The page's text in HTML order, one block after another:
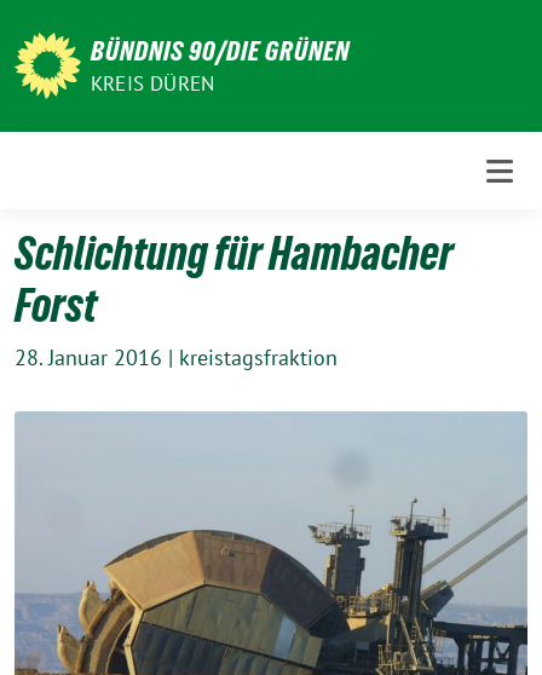
zum
Inhalt
BÜNDNIS 90/DIE GRÜNEN
KREIS DÜREN
Schlichtung für Hambacher
Forst
28. Januar 2016 | kreistagsfraktion